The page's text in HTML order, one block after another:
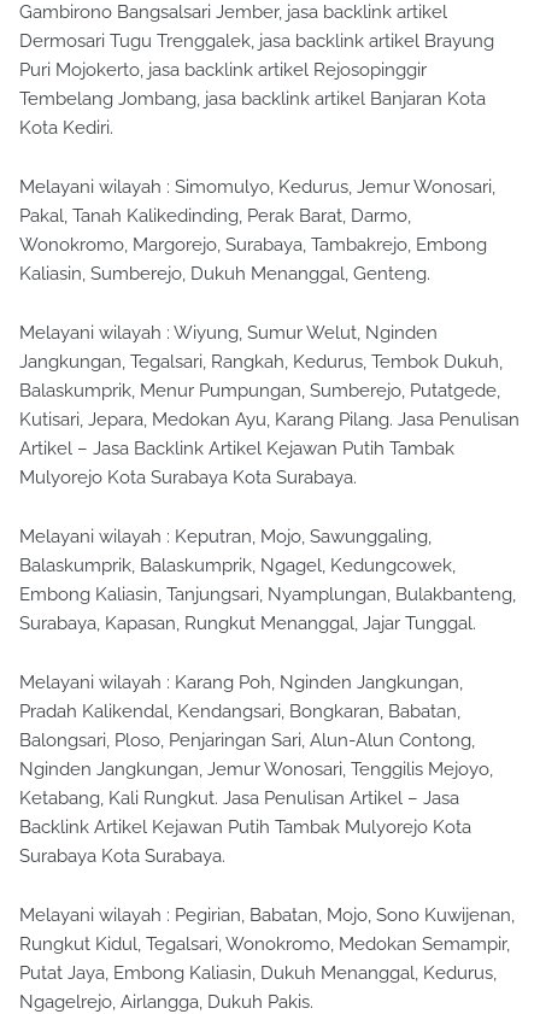
Gambirono Bangsalsari Jember, jasa backlink artikel
Dermosari Tugu Trenggalek, jasa backlink artikel Brayung
Puri Mojokerto, jasa backlink artikel Rejosopinggir
Tembelang Jombang, jasa backlink artikel Banjaran Kota
Kota Kediri.
Melayani wilayah : Simomulyo, Kedurus, Jemur Wonosari,
Pakal, Tanah Kalikedinding, Perak Barat, Darmo,
Wonokromo, Margorejo, Surabaya, Tambakrejo, Embong
Kaliasin, Sumberejo, Dukuh Menanggal, Genteng.
Melayani wilayah : Wiyung, Sumur Welut, Nginden
Jangkungan, Tegalsari, Rangkah, Kedurus, Tembok Dukuh,
Balaskumprik, Menur Pumpungan, Sumberejo, Putatgede,
Kutisari, Jepara, Medokan Ayu, Karang Pilang. Jasa Penulisan
Artikel – Jasa Backlink Artikel Kejawan Putih Tambak
Mulyorejo Kota Surabaya Kota Surabaya.
Melayani wilayah : Keputran, Mojo, Sawunggaling,
Balaskumprik, Balaskumprik, Ngagel, Kedungcowek,
Embong Kaliasin, Tanjungsari, Nyamplungan, Bulakbanteng,
Surabaya, Kapasan, Rungkut Menanggal, Jajar Tunggal.
Melayani wilayah : Karang Poh, Nginden Jangkungan,
Pradah Kalikendal, Kendangsari, Bongkaran, Babatan,
Balongsari, Ploso, Penjaringan Sari, Alun-Alun Contong,
Nginden Jangkungan, Jemur Wonosari, Tenggilis Mejoyo,
Ketabang, Kali Rungkut. Jasa Penulisan Artikel – Jasa
Backlink Artikel Kejawan Putih Tambak Mulyorejo Kota
Surabaya Kota Surabaya.
Melayani wilayah : Pegirian, Babatan, Mojo, Sono Kuwijenan,
Rungkut Kidul, Tegalsari, Wonokromo, Medokan Semampir,
Putat Jaya, Embong Kaliasin, Dukuh Menanggal, Kedurus,
Ngagelrejo, Airlangga, Dukuh Pakis.